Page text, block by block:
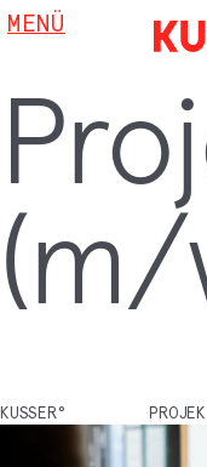
MENÜ
KUSSER°